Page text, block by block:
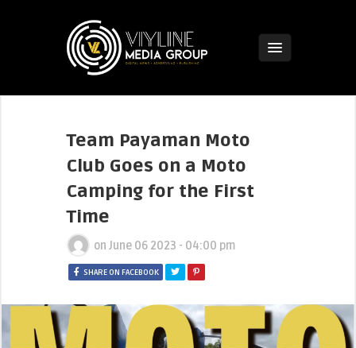
Team Payaman Moto
Club Goes on a Moto
Camping for the First
Time
on June 06 2023 - 04:00 pm
SHARE ON FACEBOOK